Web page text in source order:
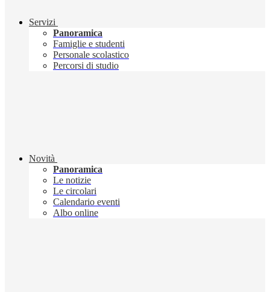
Servizi
Panoramica
Famiglie e studenti
Personale scolastico
Percorsi di studio
Novità
Panoramica
Le notizie
Le circolari
Calendario eventi
Albo online